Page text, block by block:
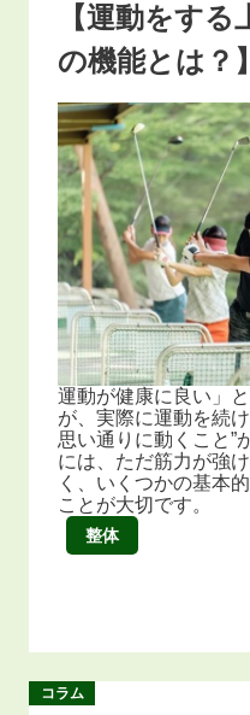
【運動をす
の機能とは？】
運動が健康に良い」
が、実際に運動を続
思い通りに動くこと”
には、ただ筋力が強
く、いくつかの基本
ことが大切です。
整体
コラム